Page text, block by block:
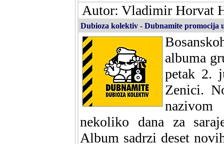
Autor: Vladimir Horvat
Dubioza kolektiv - Dubnamite promocija
albuma
petak 2.
Zenici.
nekoliko dana za
Album sadrzi deset